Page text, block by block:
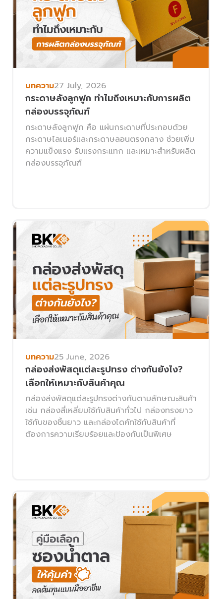
บทความ27 July, 2026
กระดาษลังลูกฟูก ทำไมถึงเหมาะกับการผลิต
กล่องบรรจุภัณฑ์
กระดาษลังลูกฟูก คือ แผ่นกระดาษที่ประกอบด้วย
กระดาษไลเนอร์และกระดาษลอนตรงกลาง ช่วยเพิ่ม
ความแข็งแรง รับแรงกระแทก และเหมาะสำหรับผลิต
กล่องบรรจุภัณฑ์
บทความ25 June, 2026
กล่องส่งพัสดุแต่ละรูปทรง ต่างกันยังไง?
เลือกให้เหมาะกับสินค้าคุณ
กล่องส่งพัสดุแต่ละรูปทรงต่างกันตามลักษณะสินค้า
เช่น กล่องสี่เหลี่ยมใช้กับสินค้าทั่วไป กล่องทรงยาว
ใช้กับของชิ้นยาว และกล่องไดคัทใช้กับสินค้าที่
ต้องการความเรียบร้อยและป้องกันเป็นพิเศษ